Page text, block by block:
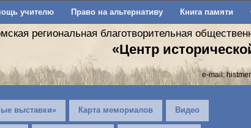
учителю Право на альтернативу Книга памяти
региональная благотворительная
«Центр
e-mail:
выставки» Карта мемориалов Видео